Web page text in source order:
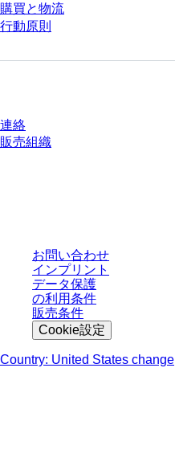
購買と物流
行動原則
連絡
販売組織
お問い合わせ
インプリント
データ保護
の利用条件
販売条件
Cookie設定
Country: United States change